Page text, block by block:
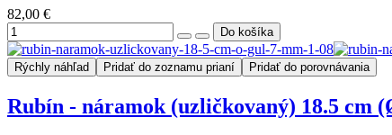
82,00 €
Rýchly náhľad Pridať do zoznamu prianí Pridať do porovnávania
Rubín - náramok (uzličkovaný) 18.5 cm